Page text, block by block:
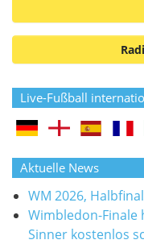
Live-Fußball
Aktuelle News
WM 2026,
Wimbledon-Finale
Sinner kostenlos